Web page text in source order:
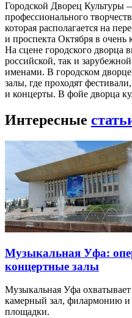
Городской Дворец Культуры
профессионального
которая располагается на
и проспекта Октября в
На сцене городского дворца
российской, так и
именами. В городском
залы, где проходят
и концерты. В фойе дворца
Интересные
Музыкальная Уфа:
концертные залы
Музыкальная Уфа
камерный зал, филармонию
площадки.